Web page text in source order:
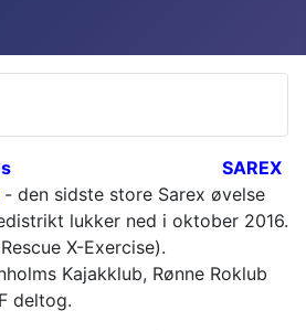
SAREX
- den sidste store Sarex øvelse
lukker ned i oktober 2016.
X-Exercise).
Kajakklub, Rønne Roklub
deltog.